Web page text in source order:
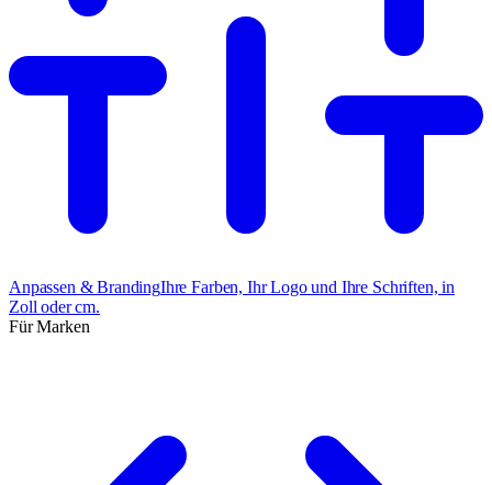
Anpassen & BrandingIhre Farben, Ihr Logo und Ihre Schriften, in
Zoll oder cm.
Für Marken